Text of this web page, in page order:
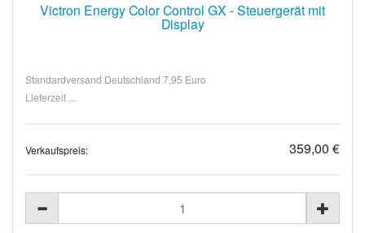
Victron Energy Color Control GX - Steuergerät mit
Display
Standardversand Deutschland 7,95 Euro
Lieferzeit ...
Verkaufspreis: 359,00 €